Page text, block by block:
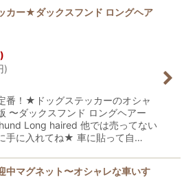
カー★ダックスフンド ロングヘア
)
番！★ドッグステッカーのオシャ
〜ダックスフンド ロングヘアー
Long haired 他では売ってない
手に入れてね★ 車に貼って自…
中マグネット〜オシャレな車いす